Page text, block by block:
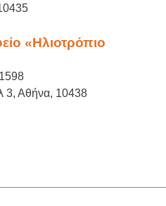
«Ηλιοτρόπιο
3, Αθήνα, 10438